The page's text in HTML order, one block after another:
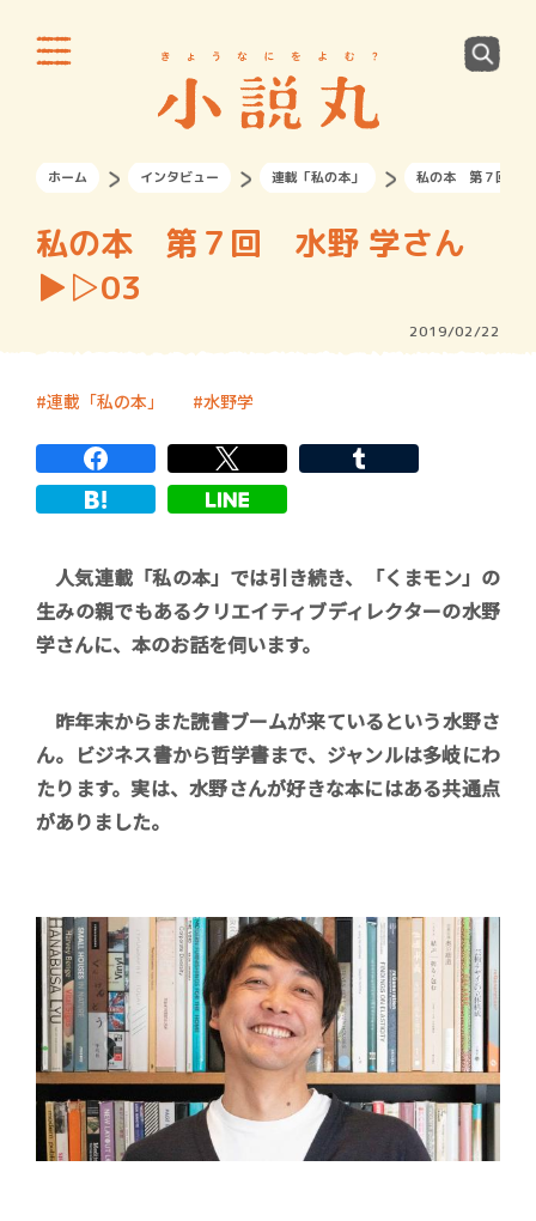
ホーム インタビュー 連載「私の本」 私の本 第７回
私の本 第７回 水野 学さん
▶︎▷03
2019/02/22
連載「私の本」 水野学
人気連載「私の本」では引き続き、「くまモン」の
生みの親でもあるクリエイティブディレクターの水野
学さんに、本のお話を伺います。
昨年末からまた読書ブームが来ているという水野さ
ん。ビジネス書から哲学書まで、ジャンルは多岐にわ
たります。実は、水野さんが好きな本にはある共通点
がありました。